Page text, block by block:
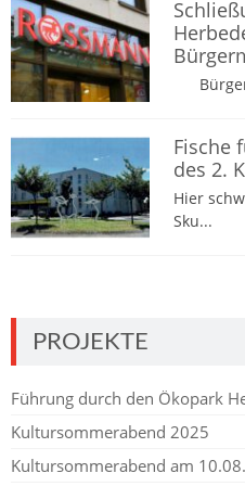
Fische
des 2.
Hier
Sku...
PROJEKTE
Führung durch den Ökopark
Kultursommerabend 2025
Kultursommerabend am